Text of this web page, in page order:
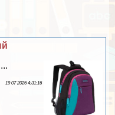
19 07 2026 4:31:16